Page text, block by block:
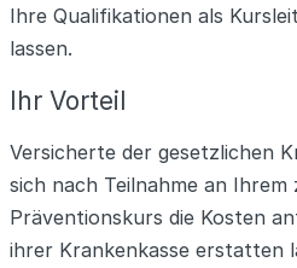
Ihre Qualifikationen als
lassen.
Ihr Vorteil
Versicherte der gesetzlichen
sich nach Teilnahme an
Präventionskurs die Kosten
ihrer Krankenkasse erstatten